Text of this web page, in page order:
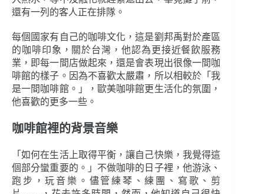
還有一列的客人正在排隊。
每個國家有自己的咖啡文化，這是劉邦禹對於產區
的咖啡印象，關於台灣，他認為更接近餐飲服務
業，即每一間店做起來，還是會表現出很像一間咖
啡館的樣子。因為不喜歡太嚴肅，所以相較於「我
是一間咖啡館。」，歐美咖啡館更生活化的氛圍，
他喜歡的更多一些。
咖啡館裡的背景音樂
「如何在生活上取得平衡，讓自己快樂，我覺得這
個部分蠻重要的。」不做咖啡的日子裡，他游泳、
跑步，玩音樂。儘管練琴、練團、寫歌、剪